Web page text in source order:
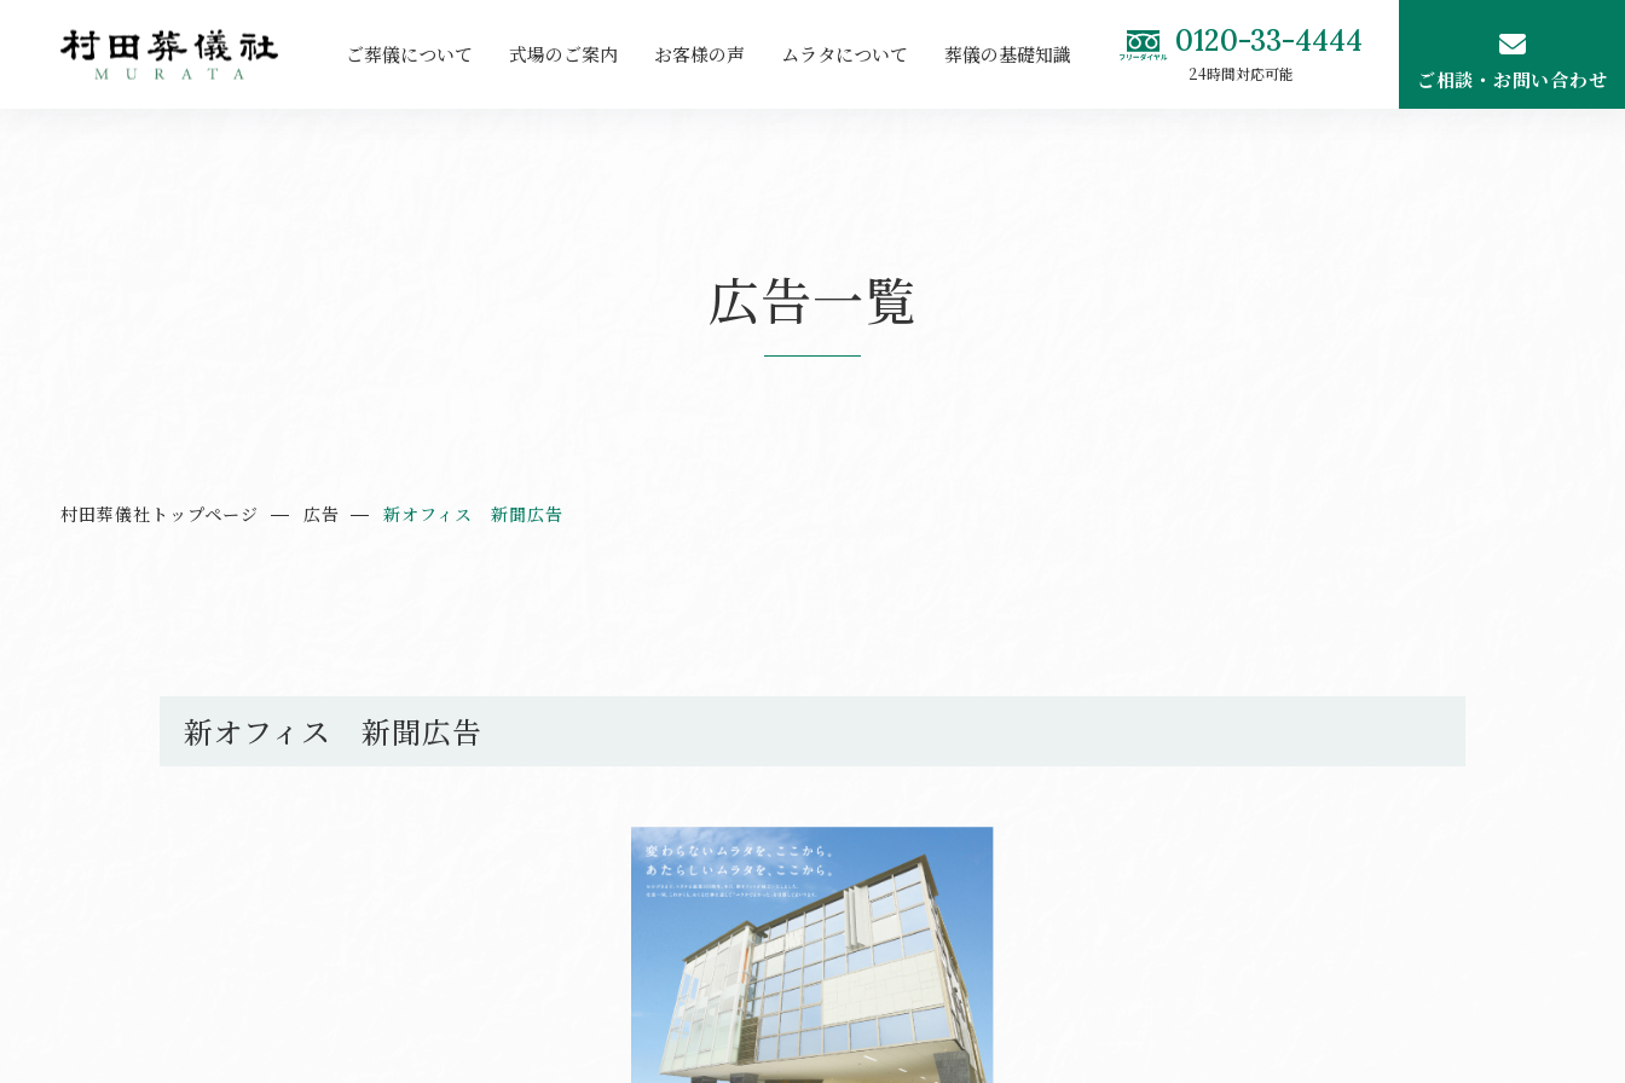
ご葬儀について 式場のご案内 お客様の声 ムラタについて 葬儀の基礎知識 0120-33-4444
24時間対応可能 ご相談・お問い合わせ
広告一覧
村田葬儀社トップページ 広告 新オフィス 新聞広告
新オフィス 新聞広告